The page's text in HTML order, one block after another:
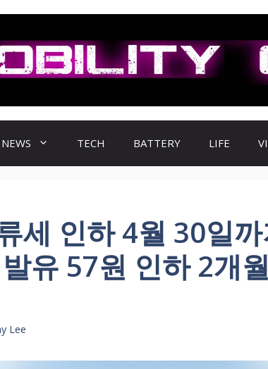
TECH BATTERY LIFE
세 인하 4월 30일까
유 57원 인하 2개
Lee